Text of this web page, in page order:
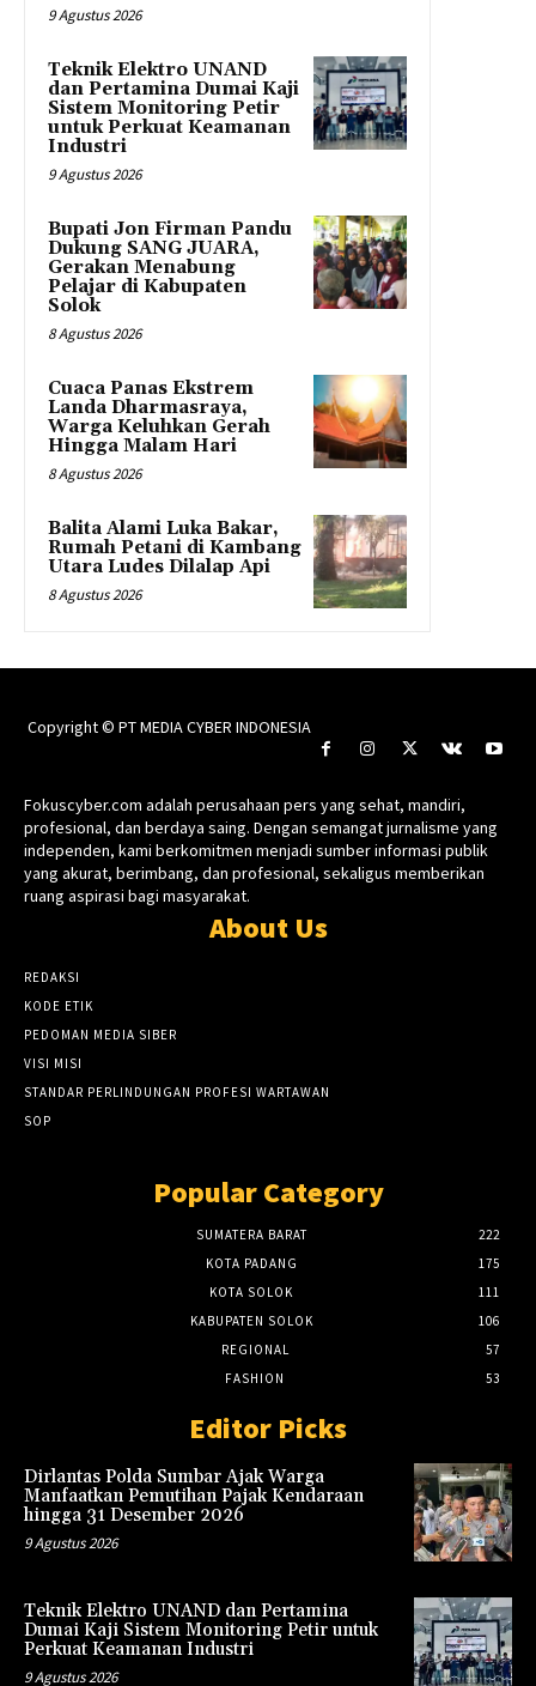
9 Agustus 2026
Teknik Elektro UNAND
dan Pertamina Dumai Kaji
Sistem Monitoring Petir
untuk Perkuat Keamanan
Industri
9 Agustus 2026
Bupati Jon Firman Pandu
Dukung SANG JUARA,
Gerakan Menabung
Pelajar di Kabupaten
Solok
8 Agustus 2026
Cuaca Panas Ekstrem
Landa Dharmasraya,
Warga Keluhkan Gerah
Hingga Malam Hari
8 Agustus 2026
Balita Alami Luka Bakar,
Rumah Petani di Kambang
Utara Ludes Dilalap Api
8 Agustus 2026
Copyright © PT MEDIA CYBER INDONESIA
Fokuscyber.com adalah perusahaan pers yang sehat, mandiri,
profesional, dan berdaya saing. Dengan semangat jurnalisme yang
independen, kami berkomitmen menjadi sumber informasi publik
yang akurat, berimbang, dan profesional, sekaligus memberikan
ruang aspirasi bagi masyarakat.
About Us
REDAKSI
KODE ETIK
PEDOMAN MEDIA SIBER
VISI MISI
STANDAR PERLINDUNGAN PROFESI WARTAWAN
SOP
Popular Category
SUMATERA BARAT
222
KOTA PADANG
175
KOTA SOLOK
111
KABUPATEN SOLOK
106
REGIONAL
57
FASHION
53
Editor Picks
Dirlantas Polda Sumbar Ajak Warga
Manfaatkan Pemutihan Pajak Kendaraan
hingga 31 Desember 2026
9 Agustus 2026
Teknik Elektro UNAND dan Pertamina
Dumai Kaji Sistem Monitoring Petir untuk
Perkuat Keamanan Industri
9 Agustus 2026